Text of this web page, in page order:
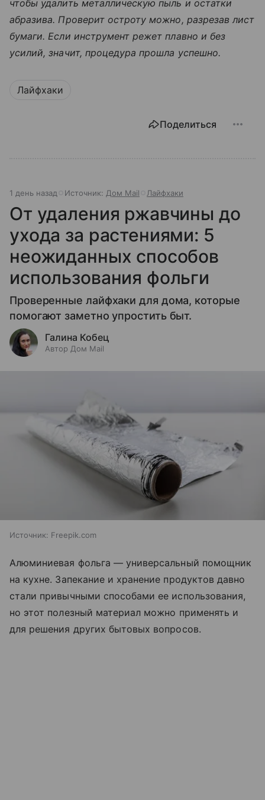
чтобы удалить металлическую пыль и остатки
абразива. Проверит остроту можно, разрезав лист
бумаги. Если инструмент режет плавно и без
усилий, значит, процедура прошла успешно.
Лайфхаки
Поделиться
1 день назад Источник: Дом Mail Лайфхаки
От удаления ржавчины до
ухода за растениями: 5
неожиданных способов
использования фольги
Проверенные лайфхаки для дома, которые
помогают заметно упростить быт.
Галина Кобец
Автор Дом Mail
Источник: Freepik.com
Алюминиевая фольга — универсальный помощник
на кухне. Запекание и хранение продуктов давно
стали привычными способами ее использования,
но этот полезный материал можно применять и
для решения других бытовых вопросов.